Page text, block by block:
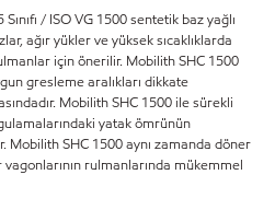
/ ISO VG 1500 sentetik baz yağlı
ağır yükler ve yüksek sıcaklıklarda
için önerilir. Mobilith SHC 1500
gresleme aralıkları dikkate
Mobilith SHC 1500 ile sürekli
yatak ömrünün
Mobilith SHC 1500 aynı zamanda döner
rulmanlarında mükemmel